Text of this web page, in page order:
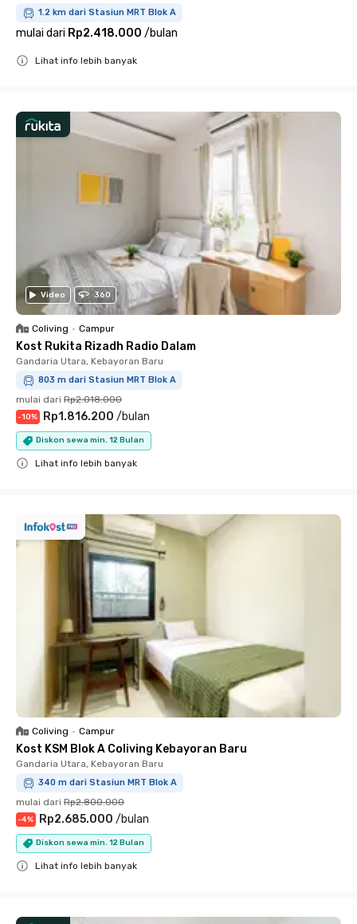
1.2 km dari Stasiun MRT Blok A
mulai dari Rp2.418.000 /bulan
Lihat info lebih banyak
Video 360
Coliving • Campur
Kost Rukita Rizadh Radio Dalam
Gandaria Utara, Kebayoran Baru
803 m dari Stasiun MRT Blok A
mulai dari Rp2.018.000
-10% Rp1.816.200 /bulan
Diskon sewa min. 12 Bulan
Lihat info lebih banyak
Coliving • Campur
Kost KSM Blok A Coliving Kebayoran Baru
Gandaria Utara, Kebayoran Baru
340 m dari Stasiun MRT Blok A
mulai dari Rp2.800.000
-4% Rp2.685.000 /bulan
Diskon sewa min. 12 Bulan
Lihat info lebih banyak